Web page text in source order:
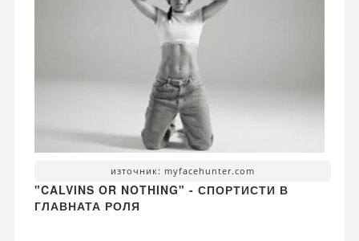
източник: myfacehunter.com
"CALVINS OR NOTHING" - СПОРТИСТИ В
ГЛАВНАТА РОЛЯ